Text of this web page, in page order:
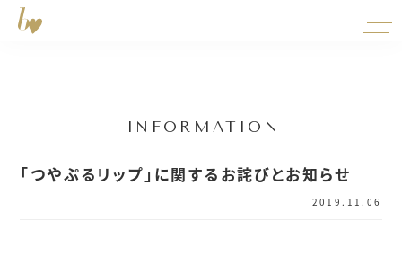
INFORMATION
「つやぷるリップ」に関するお詫びとお知らせ
2019.11.06